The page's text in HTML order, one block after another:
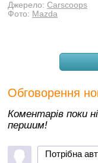
Джерело: Carscoops
Фото: Mazda
Обговорення
Коментарів поки
першим!
Потрібна